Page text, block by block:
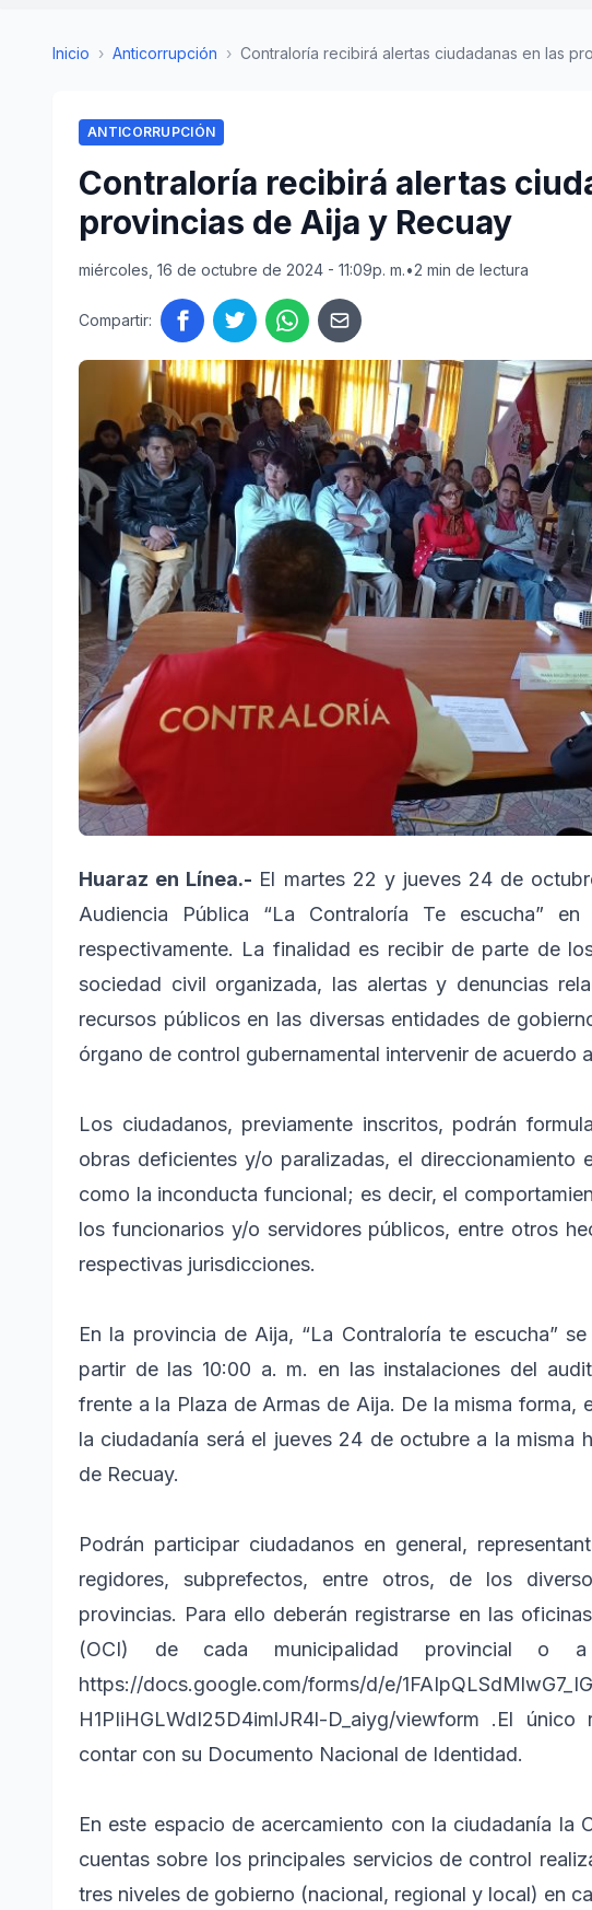
Inicio › Anticorrupción › Contraloría recibirá alertas ciudadanas en las
ANTICORRUPCIÓN
Contraloría recibirá alertas
provincias de Aija y Recuay
miércoles, 16 de octubre de 2024 - 11:09p. m.•2 min de lectura
Compartir:
Huaraz en Línea.- El martes 22 y jueves 24 de
Audiencia Pública “La Contraloría Te escucha”
respectivamente. La finalidad es recibir de parte de
sociedad civil organizada, las alertas y denuncias
recursos públicos en las diversas entidades de
órgano de control gubernamental intervenir de acuerdo
Los ciudadanos, previamente inscritos, podrán
obras deficientes y/o paralizadas, el direccionamiento
como la inconducta funcional; es decir, el
los funcionarios y/o servidores públicos, entre otros
respectivas jurisdicciones.
En la provincia de Aija, “La Contraloría te escucha”
partir de las 10:00 a. m. en las instalaciones del
frente a la Plaza de Armas de Aija. De la misma forma,
la ciudadanía será el jueves 24 de octubre a la misma
de Recuay.
Podrán participar ciudadanos en general,
regidores, subprefectos, entre otros, de los
provincias. Para ello deberán registrarse en las
(OCI) de cada municipalidad provincial o
https://docs.google.com/forms/d/e/
H1PIiHGLWdI25D4imlJR4l-D_aiyg/viewform .El
contar con su Documento Nacional de Identidad.
En este espacio de acercamiento con la ciudadanía la
cuentas sobre los principales servicios de control
tres niveles de gobierno (nacional, regional y local) en